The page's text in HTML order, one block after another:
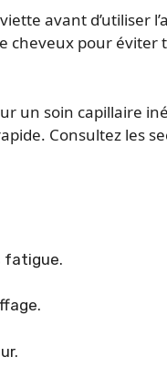
avant d’utiliser
cheveux pour
un soin capillaire
Consultez les
fatigue.